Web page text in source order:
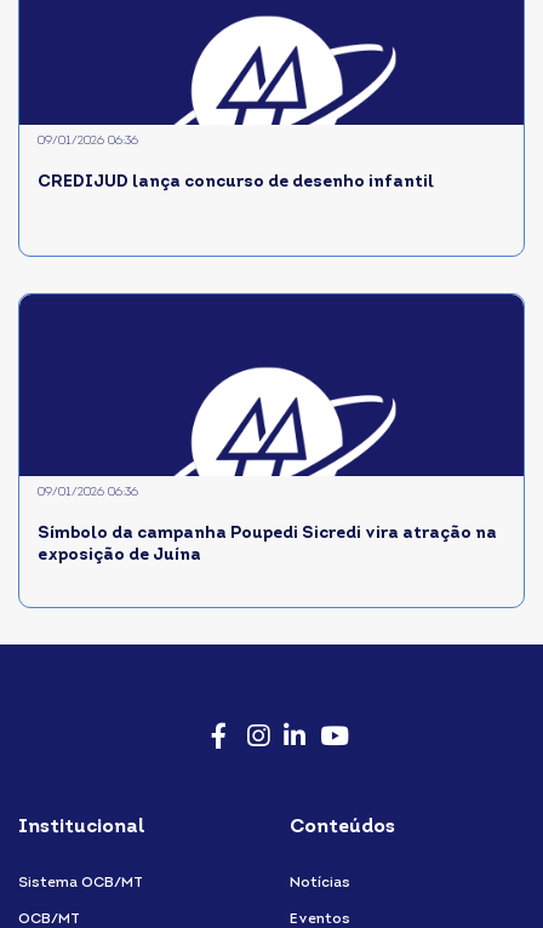
CREDIJUD lança concurso de desenho infantil
09/01/2026 06:36
Símbolo da campanha Poupedi Sicredi vira atração na
exposição de Juína
09/01/2026 06:36
Institucional
Sistema OCB/MT
OCB/MT
Conteúdos
Notícias
Eventos